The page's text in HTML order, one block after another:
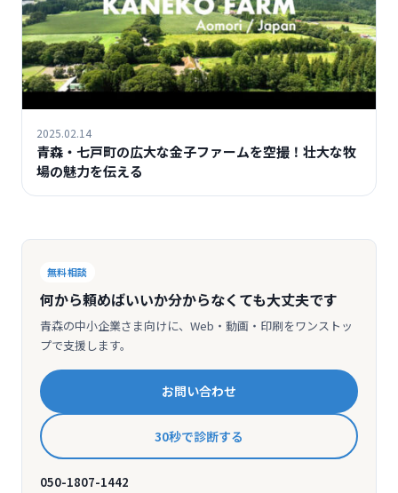
2025.02.14
青森・七戸町の広大な金子ファームを空撮！壮大な牧
場の魅力を伝える
無料相談
何から頼めばいいか分からなくても大丈夫です
青森の中小企業さま向けに、Web・動画・印刷をワンストッ
プで支援します。
お問い合わせ
30秒で診断する
050-1807-1442